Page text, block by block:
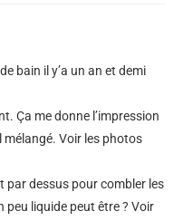
bain il y’a un an et demi
Ça me donne l’impression
mélangé. Voir les photos
par dessus pour combler les
peu liquide peut être ? Voir